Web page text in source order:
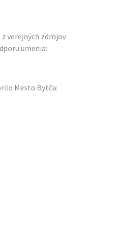
verejných zdrojov
umenia:
Mesto Bytča: